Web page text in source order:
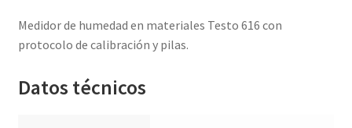
Medidor de humedad en materiales Testo 616 con
protocolo de calibración y pilas.
Datos técnicos